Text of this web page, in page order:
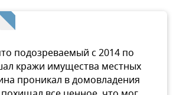
подозреваемый с 2014 по
кражи имущества местных
проникал в домовладения